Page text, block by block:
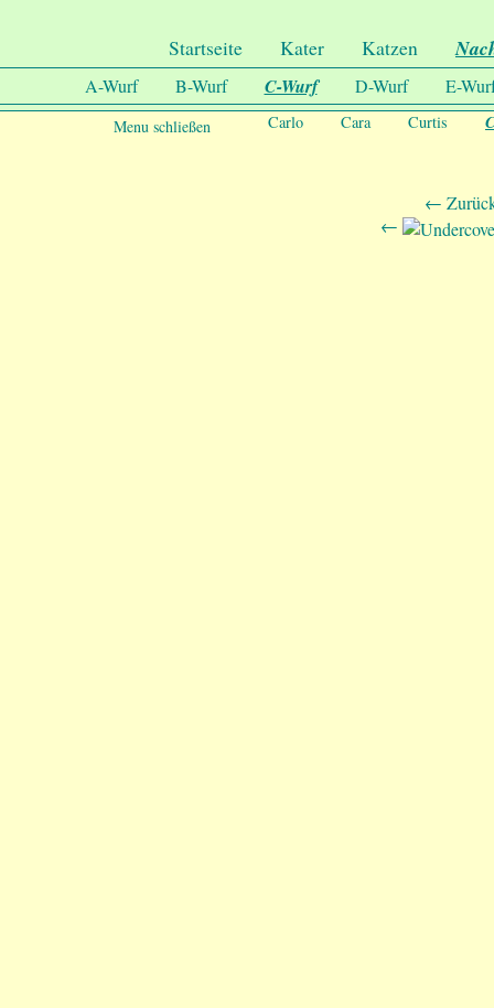
Startseite Kater Katzen
A-Wurf B-Wurf C-Wurf D-Wurf E-
Carlo Cara Curtis
Menu schließen
←
←